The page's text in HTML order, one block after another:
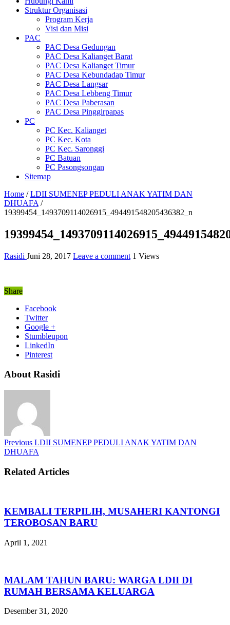
Struktur Organisasi
Program Kerja
Visi dan Misi
PAC
PAC Desa Gedungan
PAC Desa Kalianget Barat
PAC Desa Kalianget Timur
PAC Desa Kebundadap Timur
PAC Desa Langsar
PAC Desa Lebbeng Timur
PAC Desa Paberasan
PAC Desa Pinggirpapas
PC
PC Kec. Kalianget
PC Kec. Kota
PC Kec. Saronggi
PC Batuan
PC Pasongsongan
Sitemap
Home / LDII SUMENEP PEDULI ANAK YATIM DAN
DHUAFA /
19399454_1493709114026915_494491548205436382_n
Rasidi Juni 28, 2017 Leave a comment 1 Views
Share
Facebook
Twitter
Google +
Stumbleupon
LinkedIn
Pinterest
About Rasidi
Previous LDII SUMENEP PEDULI ANAK YATIM DAN
DHUAFA
Related Articles
KEMBALI TERPILIH, MUSAHERI KANTONGI
TEROBOSAN BARU
April 1, 2021
MALAM TAHUN BARU: WARGA LDII DI
RUMAH BERSAMA KELUARGA
Desember 31, 2020